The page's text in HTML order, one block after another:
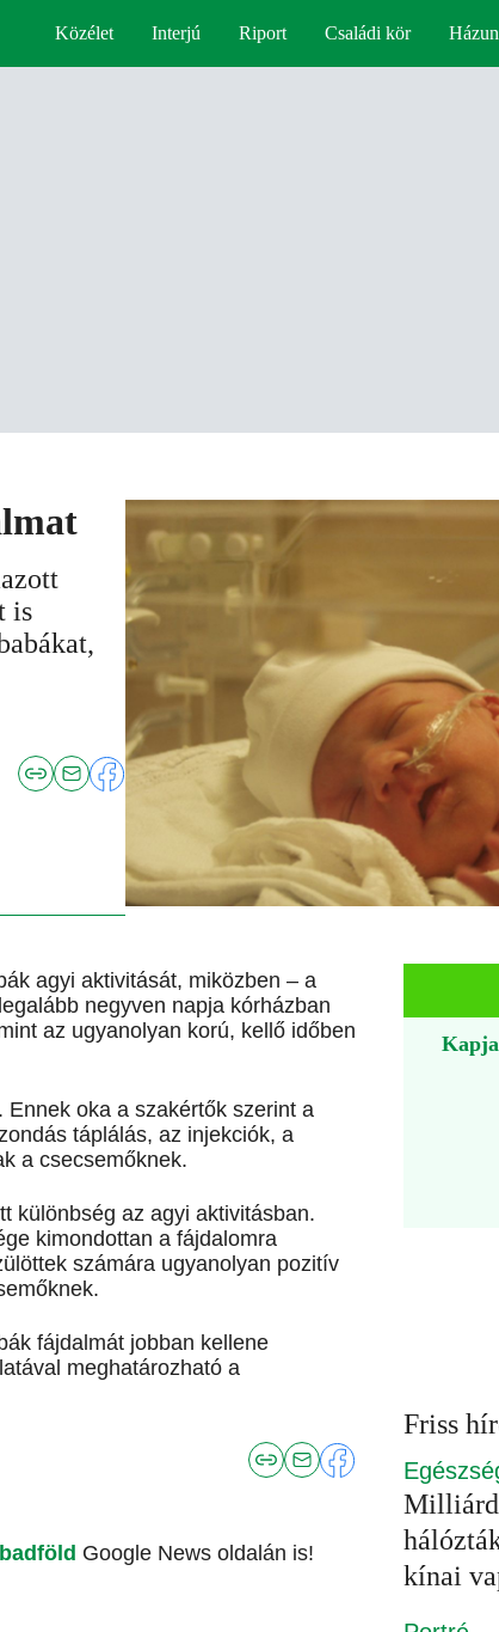
Közélet Interjú Riport Családi kör
is
agyi aktivitását, miközben – a
negyven napja kórházban
az ugyanolyan korú, kellő időben
oka a szakértők szerint a
táplálás, az injekciók, a
a csecsemőknek.
különbség az agyi aktivitásban.
kimondottan a fájdalomra
számára ugyanolyan pozitív
fájdalmát jobban kellene
meghatározható a
Google News oldalán is!
Friss
kínai